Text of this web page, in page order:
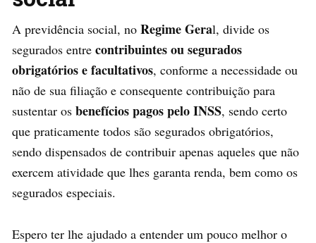
A previdência social, no Regime Geral, divide os
segurados entre contribuintes ou segurados
obrigatórios e facultativos, conforme a necessidade ou
não de sua filiação e consequente contribuição para
sustentar os benefícios pagos pelo INSS, sendo certo
que praticamente todos são segurados obrigatórios,
sendo dispensados de contribuir apenas aqueles que não
exercem atividade que lhes garanta renda, bem como os
segurados especiais.
Espero ter lhe ajudado a entender um pouco melhor o